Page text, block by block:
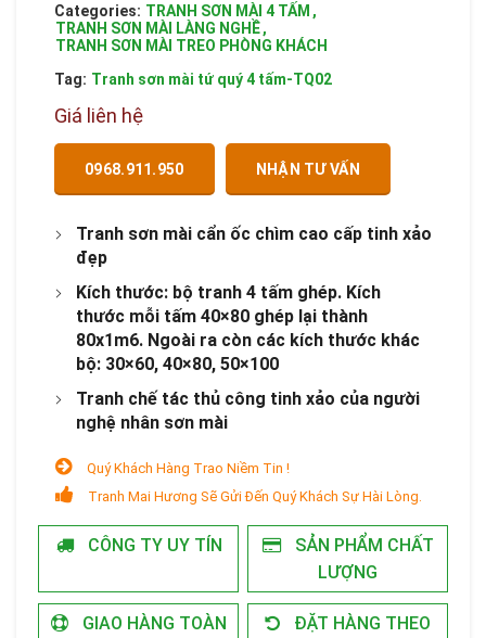
Categories: TRANH SƠN MÀI 4 TẤM ,
TRANH SƠN MÀI LÀNG NGHỀ,
TRANH SƠN MÀI TREO PHÒNG KHÁCH
Tag: Tranh sơn mài tứ quý 4 tấm-TQ02
Giá liên hệ
0968.911.950 NHẬN TƯ VẤN
Tranh sơn mài cẩn ốc chìm cao cấp tinh xảo
đẹp
Kích thước: bộ tranh 4 tấm ghép. Kích
thước mỗi tấm 40×80 ghép lại thành
80x1m6. Ngoài ra còn các kích thước khác
bộ: 30×60, 40×80, 50×100
Tranh chế tác thủ công tinh xảo của người
nghệ nhân sơn mài
Quý Khách Hàng Trao Niềm Tin !
Tranh Mai Hương Sẽ Gửi Đến Quý Khách Sự Hài Lòng.
CÔNG TY UY TÍN
SẢN PHẨM CHẤT
LƯỢNG
GIAO HÀNG TOÀN
ĐẶT HÀNG THEO